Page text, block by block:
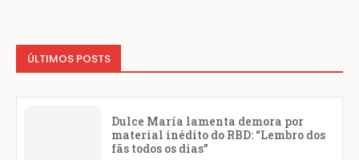
ÚLTIMOS POSTS
Dulce María lamenta demora por
material inédito do RBD: “Lembro dos
fãs todos os dias”